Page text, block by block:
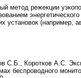
метод режекции
установок (например,
Коротков А.С.
беспроводного